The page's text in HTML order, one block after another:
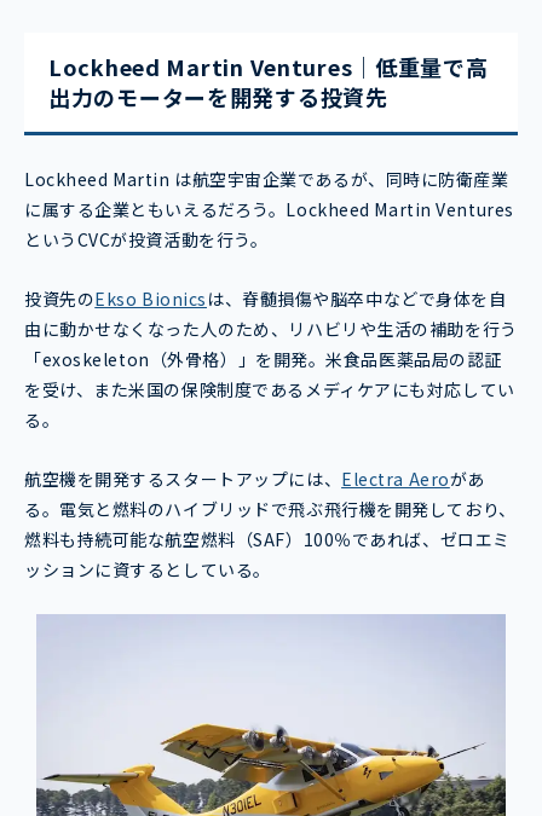
Lockheed Martin Ventures｜低重量で高
出力のモーターを開発する投資先
Lockheed Martin は航空宇宙企業であるが、同時に防衛産業
に属する企業ともいえるだろう。Lockheed Martin Ventures
というCVCが投資活動を行う。
投資先のEkso Bionics は、脊髄損傷や脳卒中などで身体を自
由に動かせなくなった人のため、リハビリや生活の補助を行う
「exoskeleton（外骨格）」を開発。米食品医薬品局の認証
を受け、また米国の保険制度であるメディケアにも対応してい
る。
航空機を開発するスタートアップには、 Electra Aeroがあ
る。電気と燃料のハイブリッドで飛ぶ飛行機を開発しており、
燃料も持続可能な航空燃料（SAF）100％であれば、ゼロエミ
ッションに資するとしている。